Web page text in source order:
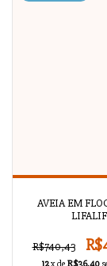
AVEIA EM
LIFALIF
R$740,43